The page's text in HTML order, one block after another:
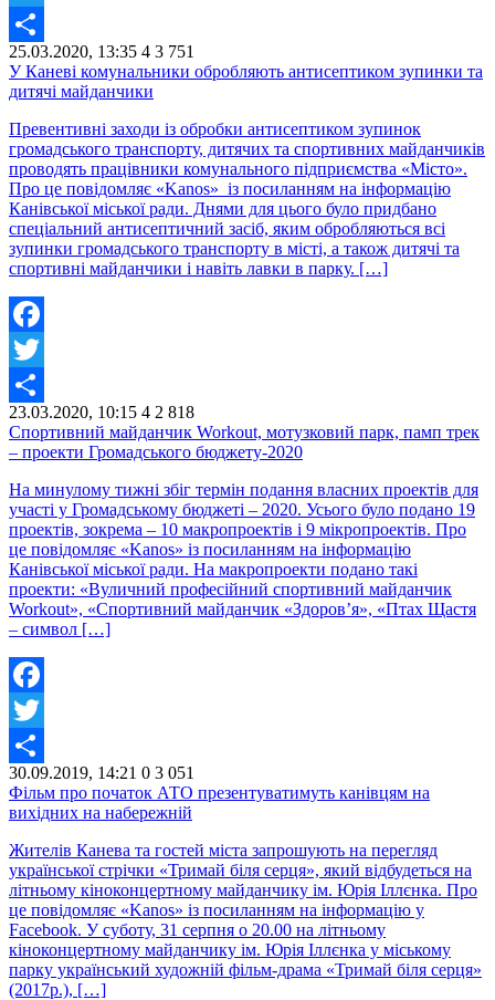
Twitter
Share
25.03.2020, 13:35 4 3 751
У Каневі комунальники обробляють антисептиком зупинки та
дитячі майданчики
Превентивні заходи із обробки антисептиком зупинок
громадського транспорту, дитячих та спортивних майданчиків
проводять працівники комунального підприємства «Місто».
Про це повідомляє «Kanos» із посиланням на інформацію
Канівської міської ради. Днями для цього було придбано
спеціальний антисептичний засіб, яким обробляються всі
зупинки громадського транспорту в місті, а також дитячі та
спортивні майданчики і навіть лавки в парку. […]
Facebook
Twitter
Share
23.03.2020, 10:15 4 2 818
Спортивний майданчик Workout, мотузковий парк, памп трек
– проекти Громадського бюджету-2020
На минулому тижні збіг термін подання власних проектів для
участі у Громадському бюджеті – 2020. Усього було подано 19
проектів, зокрема – 10 макропроектів і 9 мікропроектів. Про
це повідомляє «Kanos» із посиланням на інформацію
Канівської міської ради. На макропроекти подано такі
проекти: «Вуличний професійний спортивний майданчик
Workout», «Спортивний майданчик «Здоров’я», «Птах Щастя
– символ […]
Facebook
Twitter
Share
30.09.2019, 14:21 0 3 051
Фільм про початок АТО презентуватимуть канівцям на
вихідних на набережній
Жителів Канева та гостей міста запрошують на перегляд
української стрічки «Тримай біля серця», який відбудеться на
літньому кіноконцертному майданчику ім. Юрія Іллєнка. Про
це повідомляє «Kanos» із посиланням на інформацію у
Facebook. У суботу, 31 серпня о 20.00 на літньому
кіноконцертному майданчику ім. Юрія Іллєнка у міському
парку український художній фільм-драма «Тримай біля серця»
(2017р.), […]